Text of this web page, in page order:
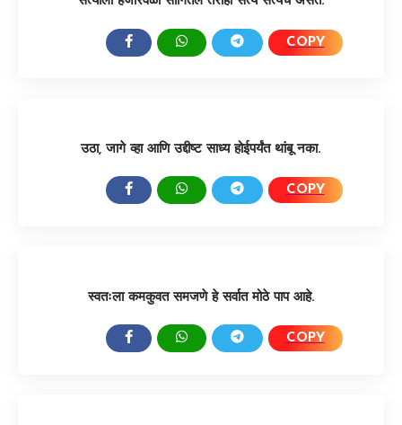
COPY
उठा, जागे व्हा आणि उद्दीष्ट साध्य होईपर्यंत थांबू नका.
COPY
स्वतःला कमकुवत समजणे हे सर्वात मोठे पाप आहे.
COPY